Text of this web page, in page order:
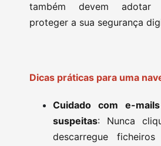
também devem adotar
proteger a sua segurança
Dicas práticas para uma
Cuidado com e-
suspeitas: Nunca
descarregue